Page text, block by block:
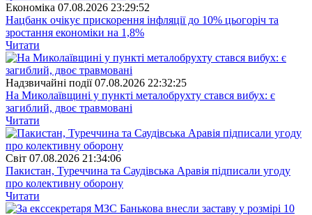
Економіка 07.08.2026 23:29:52
Нацбанк очікує прискорення інфляції до 10% цьогоріч та
зростання економіки на 1,8%
Читати
Надзвичайні події 07.08.2026 22:32:25
На Миколаївщині у пункті металобрухту стався вибух: є
загиблий, двоє травмовані
Читати
Свiт 07.08.2026 21:34:06
Пакистан, Туреччина та Саудівська Аравія підписали угоду
про колективну оборону
Читати